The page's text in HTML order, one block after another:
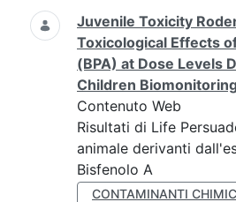
Juvenile Toxicity
Toxicological Effects
(BPA) at Dose Levels
Children
Contenuto Web
Risultati di Life
animale derivanti
Bisfenolo A
CONTAMINANTI